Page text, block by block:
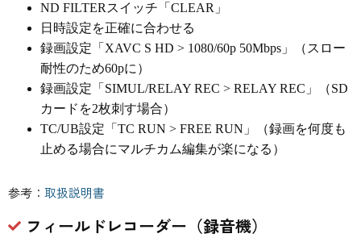
ND FILTERスイッチ「CLEAR」
日時設定を正確に合わせる
録画設定「XAVC S HD > 1080/60p 50Mbps」（スロー
耐性のため60pに）
録画設定「SIMUL/RELAY REC > RELAY REC」（SD
カードを2枚刺す場合）
TC/UB設定「TC RUN > FREE RUN」（録画を何度も
止める場合にマルチカム編集が楽になる）
参考： 取扱説明書
フィールドレコーダー（録音機）